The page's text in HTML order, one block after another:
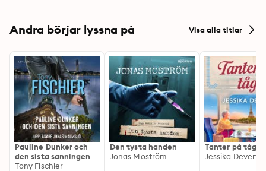
Andra börjar lyssna på Visa alla titlar
Pauline Dunker och
den sista sanningen
Tony Fischier
Den tysta handen
Jonas Moström
Tanter på tåg
Jessika Devert